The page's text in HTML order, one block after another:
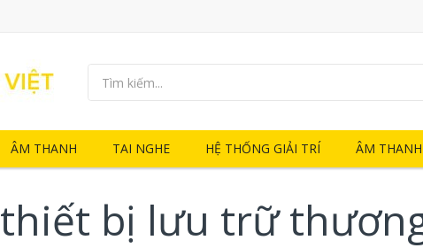
ÂM THANH TAI NGHE HỆ THỐNG GIẢI TRÍ ÂM
thiết bị lưu trữ